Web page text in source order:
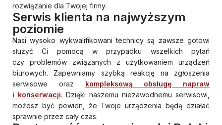
rozwiązanie dla Twojej firmy.
Serwis klienta na najwyższym
poziomie
Nasi wysoko wykwalifikowani technicy są zawsze gotowi
służyć Ci pomocą w przypadku wszelkich pytań
czy problemów związanych z użytkowaniem urządzeń
biurowych. Zapewniamy szybką reakcję na zgłoszenia
serwisowe oraz kompleksową obsługę napraw
i konserwacji. Dzięki naszemu niezawodnemu serwisowi,
możesz być pewien, że Twoje urządzenia będą działać
sprawnie przez cały czas.